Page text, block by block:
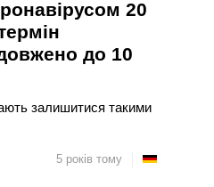
20
до 10
залишитися такими
5 років тому